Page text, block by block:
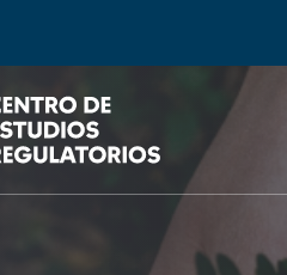
Tipo de artículo